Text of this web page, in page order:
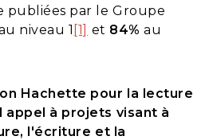
publiées par le Groupe
niveau 1 [1] et 84% au
Hachette pour la lecture
appel à projets visant à
l'écriture et la